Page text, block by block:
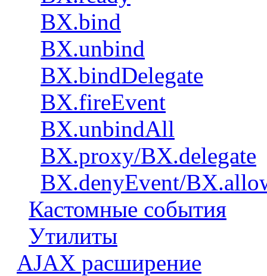
BX.bind
BX.unbind
BX.bindDelegate
BX.fireEvent
BX.unbindAll
BX.proxy/BX.delegate
BX.denyEvent/
Кастомные события
Утилиты
AJAX расширение